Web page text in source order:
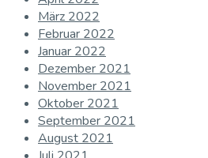
März 2022
Februar 2022
Januar 2022
Dezember 2021
November 2021
Oktober 2021
September 2021
August 2021